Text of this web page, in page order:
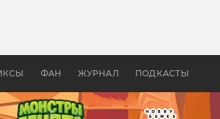
ФАН ЖУРНАЛ ПОДКАСТЫ
Древней Грецией